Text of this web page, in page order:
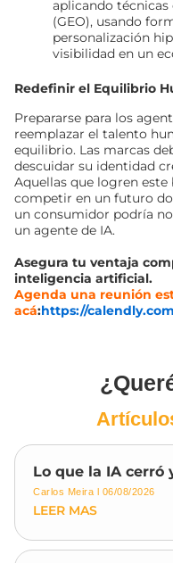
aplicando
(GEO), usando
personalización
visibilidad en un
Redefinir el Equilibrio
Prepararse para los
reemplazar el talento
equilibrio. Las marcas
descuidar su identidad
Aquellas que logren este
competir en un futuro
un consumidor podría
un agente de IA.
Asegura tu ventaja
inteligencia artificial.
Agenda una reunión
acá:https://
Lo que la IA cerró
Carlos Meira 06/08/2026
LEER MAS